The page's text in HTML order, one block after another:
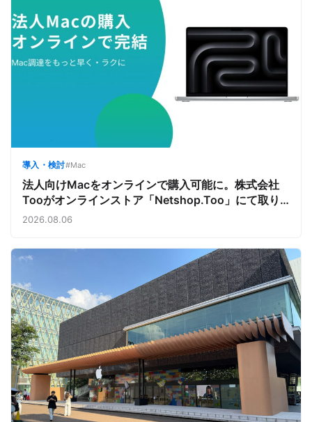
導入・検討#Mac
法人向けMacをオンラインで購入可能に。株式会社
Tooがオンラインストア「Netshop.Too」にて取り
扱いをスタート。デバイス調達の手間を減らし、スピ
2026.08.06